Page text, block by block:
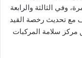
وفي الثالثة والرابعة
مع تحديث رخصة القيد
سلامة المركبات